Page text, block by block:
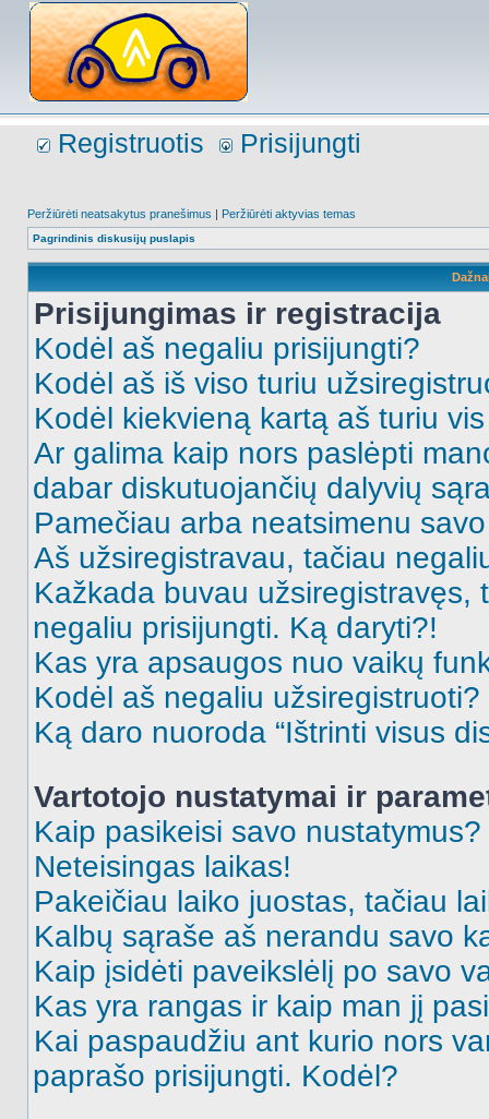
Registruotis Prisijungti
Peržiūrėti neatsakytus pranešimus | Peržiūrėti aktyvias temas
Pagrindinis diskusijų puslapis
Prisijungimas ir registracija
Kodėl aš negaliu prisijungti?
Kodėl aš iš viso turiu
Kodėl kiekvieną kartą aš turiu
Ar galima kaip nors paslėpti
dabar diskutuojančių dalyvių
Pamečiau arba neatsimenu
Aš užsiregistravau, tačiau
Kažkada buvau užsiregistravęs,
negaliu prisijungti. Ką daryti?!
Kas yra apsaugos nuo vaikų
Kodėl aš negaliu užsiregistruoti?
Ką daro nuoroda “Ištrinti visus
Vartotojo nustatymai ir
Kaip pasikeisi savo nustatymus?
Neteisingas laikas!
Pakeičiau laiko juostas, tačiau
Kalbų sąraše aš nerandu savo
Kaip įsidėti paveikslėlį po savo
Kas yra rangas ir kaip man jį
Kai paspaudžiu ant kurio nors
paprašo prisijungti. Kodėl?